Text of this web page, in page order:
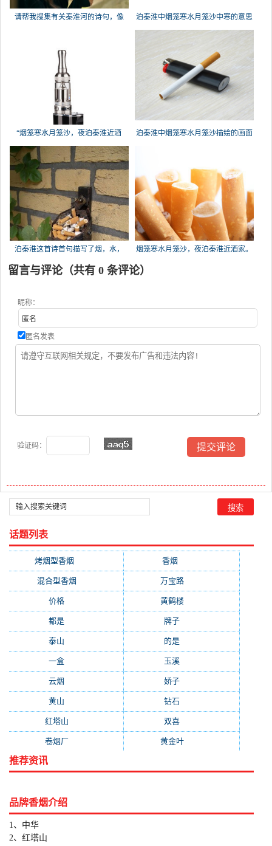
请帮我搜集有关秦淮河的诗句，像
泊秦淮中烟笼寒水月笼沙中寒的意思
“烟笼寒水月笼沙，夜泊秦淮近酒
家。
泊秦淮中烟笼寒水月笼沙描绘的画面
泊秦淮这首诗首句描写了烟，水，
月，沙四
烟笼寒水月笼沙，夜泊秦淮近酒家。
留言与评论（共有 0 条评论）
昵称：
匿名发表
验证码：
话题列表
烤烟型香烟 香烟
混合型香烟 万宝路(331)
价格 黄鹤楼(315)
都是 牌子
泰山 的是
一盒 玉溪
云烟 娇子
黄山 钻石
红塔山 双喜
卷烟厂(154) 黄金叶(151)
推荐资讯
品牌香烟介绍
1、中华
2、红塔山